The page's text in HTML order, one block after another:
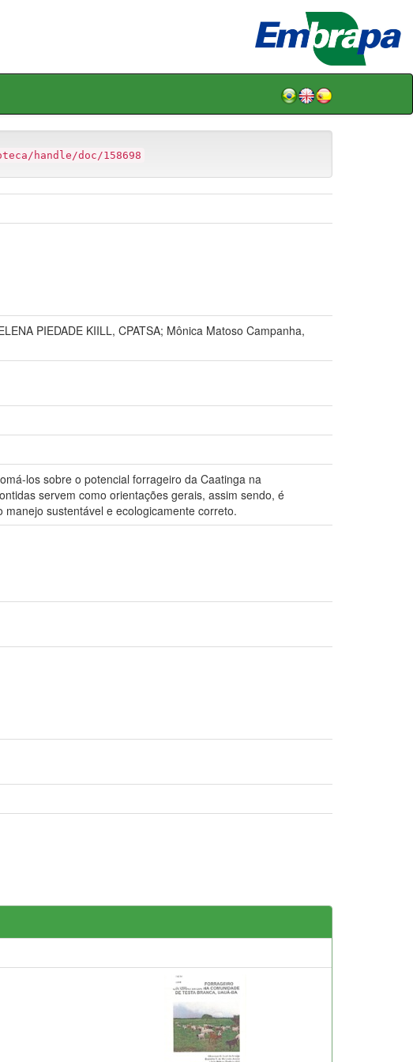
handle/doc/158698
PIEDADE KIILL, CPATSA; Mônica Matoso Campanha,
los sobre o potencial forrageiro da Caatinga na
servem como orientações gerais, assim sendo, é
sustentável e ecologicamente correto.